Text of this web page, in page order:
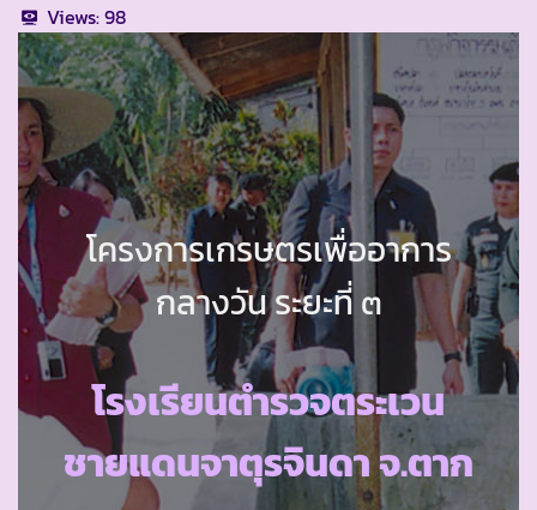
Views:98
โครงการเกรษตรเพื่ออาการ
กลางวัน ระยะที่ ๓
โรงเรียนตำรวจตระเวน
ชายแดนจาตุรจินดา จ.ตาก